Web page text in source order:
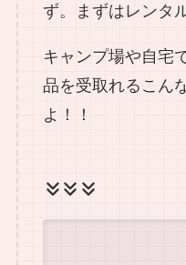
ず。まずはレンタ
キャンプ場や自宅
品を受取れるこん
よ！！